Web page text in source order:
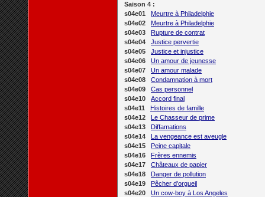
Saison 4 :
s04e01
Meurtre à Philadelphie
s04e02
Meurtre à Philadelphie
s04e03
Rupture de contrat
s04e04
Justice pervertie
s04e05
Justice et injustice
s04e06
Un amour de jeunesse
s04e07
Un amour malade
s04e08
Condamnation à mort
s04e09
Cas personnel
s04e10
Accord final
s04e11
Histoires de famille
s04e12
Le Chasseur de prime
s04e13
Diffamations
s04e14
La vengeance est aveugle
s04e15
Peine capitale
s04e16
Frères ennemis
s04e17
Châteaux de papier
s04e18
Danger de pollution
s04e19
Pêcher d'orgueil
s04e20
Un cow-boy à Los Angeles